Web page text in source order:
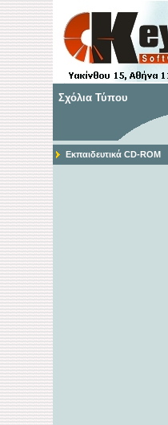
Σχόλια Τύπου
Εκπαιδευτικά CD-ROM